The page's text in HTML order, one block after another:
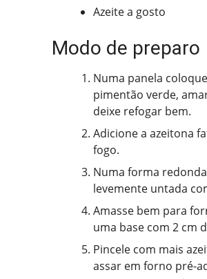
Azeite a gosto
Modo de preparo
Numa panela
pimentão verde,
deixe refogar bem.
Adicione a azeitona
fogo.
Numa forma
levemente untada
Amasse bem para
uma base com 2 cm
Pincele com mais
assar em forno pré-